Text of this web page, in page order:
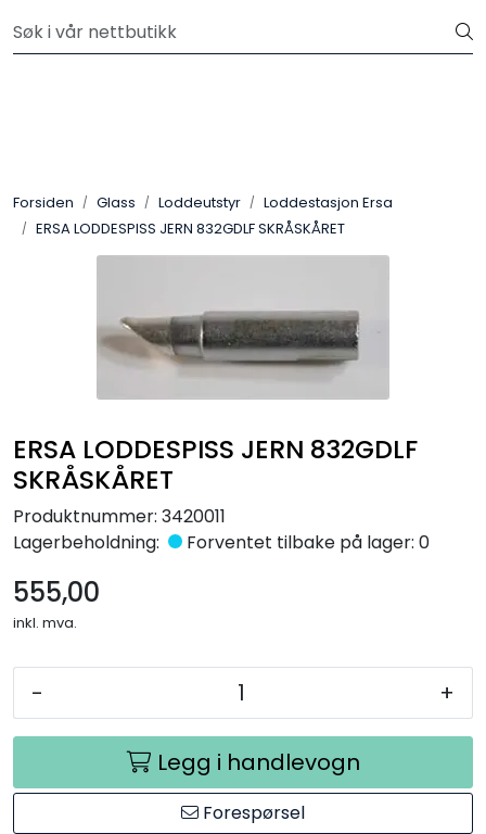
Velkommen til vår nye nettbutikk! Besøk Min side for mer
Forsiden Glass Loddeutstyr
Loddestasjon Ersa
ERSA LODDESPISS JERN 832GDLF SKRÅSKÅRET
ERSA LODDESPISS JERN 832GDLF
SKRÅSKÅRET
Produktnummer: 3420011
Lagerbeholdning:
Forventet tilbake på lager: 0
555,00
inkl. mva.
- +
Legg i handlevogn
Forespørsel
Pulverglasur
Maskiner
Pensler
Råmaterialer
Dekaler
Glass